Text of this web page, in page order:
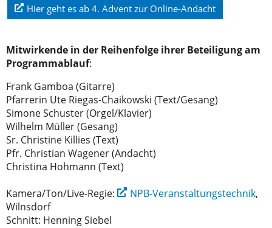
Hier geht es ab 4. Advent zur Online-Andacht
Mitwirkende in der Reihenfolge ihrer Beteiligung am
Programmablauf:
Frank Gamboa (Gitarre)
Pfarrerin Ute Riegas-Chaikowski (Text/Gesang)
Simone Schuster (Orgel/Klavier)
Wilhelm Müller (Gesang)
Sr. Christine Killies (Text)
Pfr. Christian Wagener (Andacht)
Christina Hohmann (Text)
Kamera/Ton/Live-Regie:
NPB-Veranstaltungstechnik,
Wilnsdorf
Schnitt: Henning Siebel